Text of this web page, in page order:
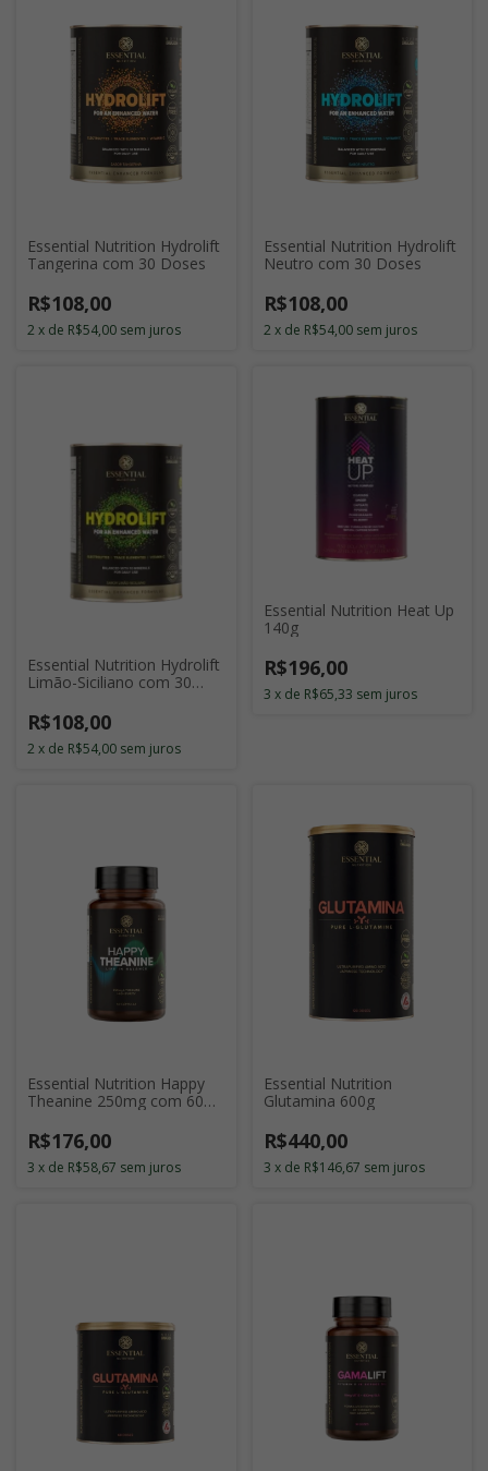
Essential Nutrition Hydrolift
Tangerina com 30 Doses
R$108,00
2 x de R$54,00 sem juros
Essential Nutrition Hydrolift
Neutro com 30 Doses
R$108,00
2 x de R$54,00 sem juros
Essential Nutrition Hydrolift
Limão-Siciliano com 30
R$108,00
2 x de R$54,00 sem juros
Essential Nutrition Heat Up
140g
R$196,00
3 x de R$65,33 sem juros
Essential Nutrition Happy
Theanine 250mg com 60
R$176,00
3 x de R$58,67 sem juros
Essential Nutrition
Glutamina 600g
R$440,00
3 x de R$146,67 sem juros